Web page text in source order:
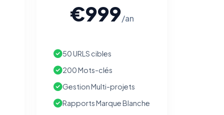
€999/an
50 URLS cibles
200 Mots-clés
Gestion Multi-projets
Rapports Marque Blanche